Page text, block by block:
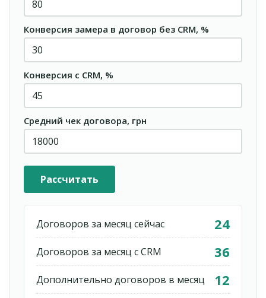
Конверсия замера в договор без CRM, %
Конверсия с CRM, %
Средний чек договора, грн
Рассчитать
Договоров за месяц сейчас 24
Договоров за месяц с CRM 36
Дополнительно договоров в месяц 12